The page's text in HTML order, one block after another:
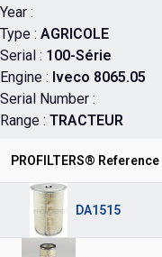
Year :
Type : AGRICOLE
Serial : 100-Série
Engine : Iveco 8065.05
Serial Number :
Range : TRACTEUR
PROFILTERS® Reference
DA1515